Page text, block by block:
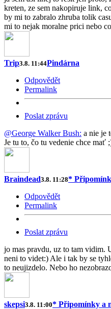
kreten, ze sem nakopiruje link,
by mi to zabralo zhruba tolik
mi to nejak moralne prici nebo
Trip3.8. 11:44Pindárna
Odpovědět
Permalink
Poslat zprávu
@George Walker Bush: a nie je
Je tu to, čo tu vedenie chce mať
Braindead3.8. 11:28*
Odpovědět
Permalink
Poslat zprávu
jo mas pravdu, uz to tam vidim.
neni to videt:) Ale i tak by se
to neujizdelo. Nebo ho
skepsi3.8. 11:00* Připomínky a